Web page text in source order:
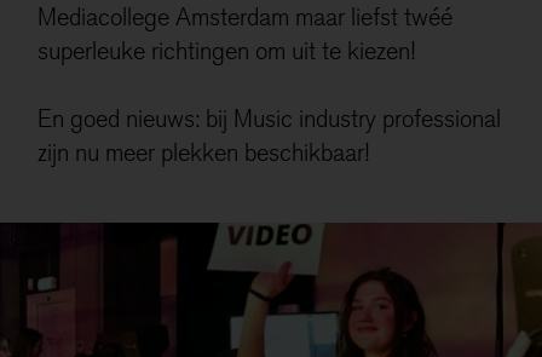
Mediacollege Amsterdam maar liefst twéé
superleuke richtingen om uit te kiezen!
En goed nieuws: bij Music industry professional
zijn nu meer plekken beschikbaar!